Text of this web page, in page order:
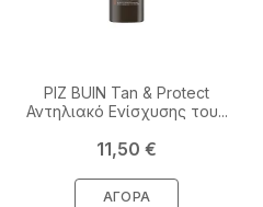
PIZ BUIN Tan & Protect
Αντηλιακό Ενίσχυσης του...
Τιμή
11,50 €
ΑΓΟΡΆ